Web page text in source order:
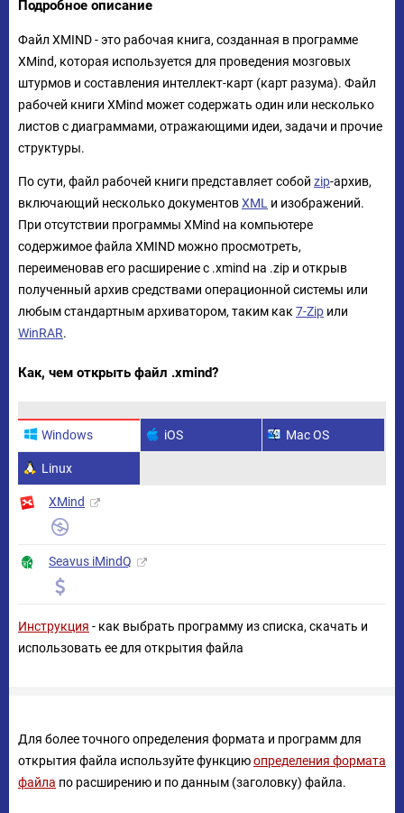
Подробное описание
Файл XMIND - это рабочая книга, созданная в программе
XMind, которая используется для проведения мозговых
штурмов и составления интеллект-карт (карт разума). Файл
рабочей книги XMind может содержать один или несколько
листов с диаграммами, отражающими идеи, задачи и прочие
структуры.
По сути, файл рабочей книги представляет собой zip-архив,
включающий несколько документовXML и изображений.
При отсутствии программы XMind на компьютере
содержимое файла XMIND можно просмотреть,
переименовав его расширение с .xmind на .zip и открыв
полученный архив средствами операционной системы или
любым стандартным архиватором, таким как 7-Zip или
WinRAR.
Как, чем открыть файл .xmind?
Windows iOS Mac OS
Linux
XMind
Seavus iMindQ
Инструкция - как выбрать программу из списка, скачать и
использовать ее для открытия файла
Для более точного определения формата и программ для
открытия файла используйте функциюопределения формата
файла по расширению и по данным (заголовку) файла.